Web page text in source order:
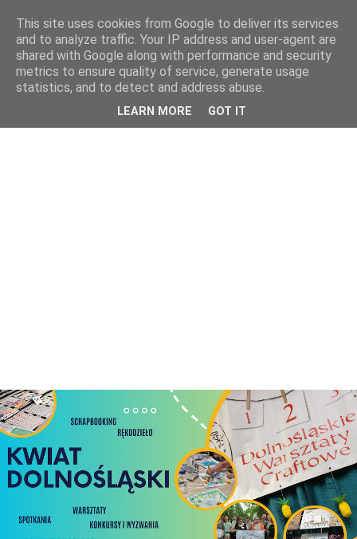
This site uses cookies from Google to deliver its services
and to analyze traffic. Your IP address and user-agent are
shared with Google along with performance and security
metrics to ensure quality of service, generate usage
statistics, and to detect and address abuse.
LEARN MORE GOT IT